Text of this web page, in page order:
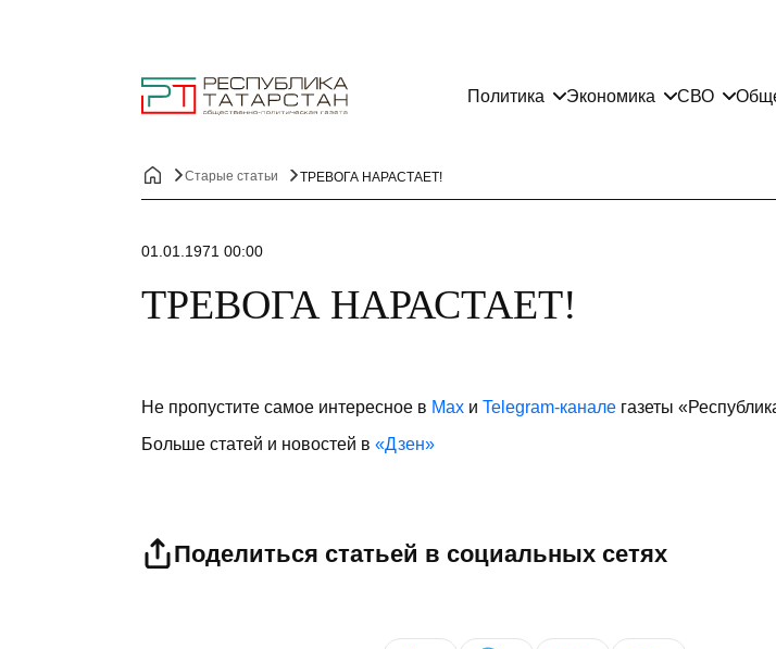
Политика Экономика СВО
Старые статьи ТРЕВОГА НАРАСТАЕТ!
01.01.1971 00:00
ТРЕВОГА НАРАСТАЕТ!
Не пропустите самое интересное в Max и Telegram-канале газеты
Больше статей и новостей в «Дзен»
Поделиться статьей в социальных сетях